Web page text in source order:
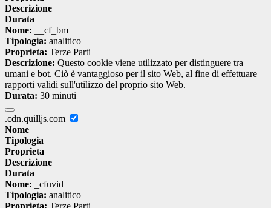
Descrizione
Durata
Nome: __cf_bm
Tipologia: analitico
Proprieta: Terze Parti
Descrizione: Questo cookie viene utilizzato per distinguere tra
umani e bot. Ciò è vantaggioso per il sito Web, al fine di effettuare
rapporti validi sull'utilizzo del proprio sito Web.
Durata: 30 minuti
.cdn.quilljs.com
Nome
Tipologia
Proprieta
Descrizione
Durata
Nome: _cfuvid
Tipologia: analitico